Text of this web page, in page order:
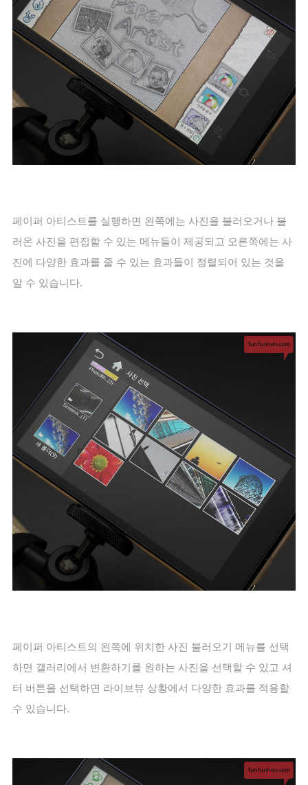
페이퍼 아티스트를 실행하면 왼쪽에는 사진을 불러오거나 불
러온 사진을 편집할 수 있는 메뉴들이 제공되고 오른쪽에는 사
진에 다양한 효과를 줄 수 있는 효과들이 정렬되어 있는 것을
알 수 있습니다.
페이퍼 아티스트의 왼쪽에 위치한 사진 불러오기 메뉴를 선택
하면 갤러리에서 변환하기를 원하는 사진을 선택할 수 있고 셔
터 버튼을 선택하면 라이브뷰 상황에서 다양한 효과를 적용할
수 있습니다.